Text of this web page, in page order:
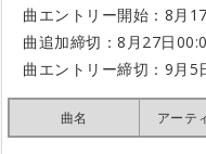
曲エントリー開始：8月
曲追加締切：8月27日
曲エントリー締切：9月5
曲名 アーテ
曲名 アーテ
曲名 アーテ
曲名 アーテ